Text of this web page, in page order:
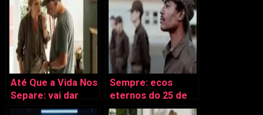
Até Que a Vida Nos
Separe: vai dar
amor ou divórcio?
Sempre: ecos
eternos do 25 de
Abril de 74